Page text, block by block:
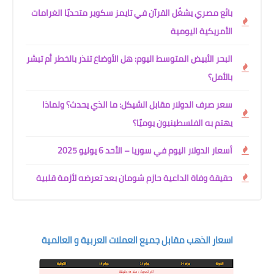
بائع مصري يشغّل القرآن في تايمز سكوير متحديًا الغرامات
الأمريكية اليومية
البحر الأبيض المتوسط اليوم: هل الأوضاع تنذر بالخطر أم تبشر
بالأمل؟
سعر صرف الدولار مقابل الشيكل: ما الذي يحدث؟ ولماذا
يهتم به الفلسطينيون يوميًا؟
أسعار الدولار اليوم في سوريا – الأحد 6 يوليو 2025
حقيقة وفاة الداعية حازم شومان بعد تعرضه لأزمة قلبية
اسعار الذهب مقابل جميع العملات العربية و العالمية